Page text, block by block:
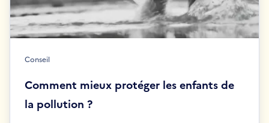
Conseil
Comment mieux protéger les enfants de
la pollution ?